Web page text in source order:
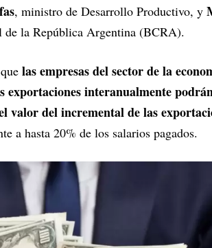
, ministro de Desarrollo Productivo, y
de la República Argentina (BCRA).
las empresas del sector de la
exportaciones interanualmente
valor del incremental de las
a hasta 20% de los salarios pagados.